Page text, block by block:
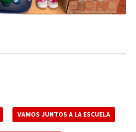
VAMOS JUNTOS A LA ESCUELA